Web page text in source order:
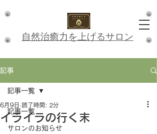
​自然治癒力を上げるサロン
記事
記事一覧
サロンのお知らせ
記事一覧
イライラの行く末
6月9日 読了時間: 2分